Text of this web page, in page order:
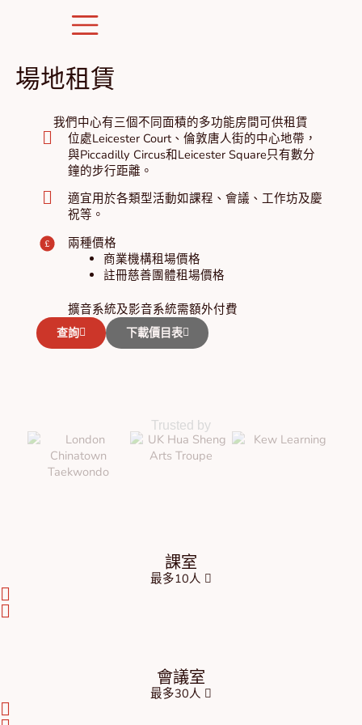
場地租賃
我們中心有三個不同面積的多功能房間可供租賃
位處Leicester Court、倫敦唐人街的中心地帶，
與Piccadilly Circus和Leicester Square只有數分
鐘的步行距離。
適宜用於各類型活動如課程、會議、工作坊及慶
祝等。
兩種價格
商業機構租場價格
註冊慈善團體租場價格
擴音系統及影音系統需額外付費
查詢 下載價目表
Trusted by
課室
最多10人
會議室
最多30人